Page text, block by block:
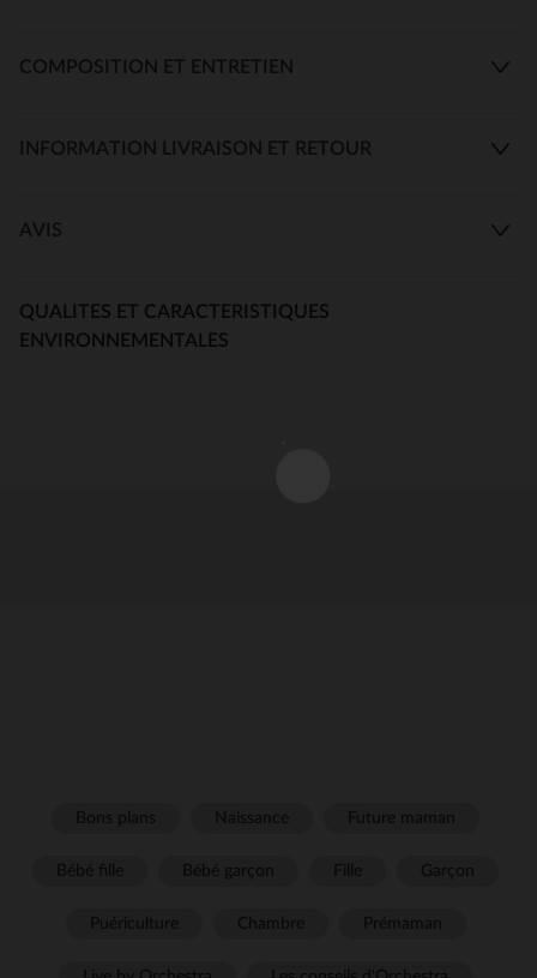
COMPOSITION ET ENTRETIEN
INFORMATION LIVRAISON ET RETOUR
AVIS
QUALITES ET CARACTERISTIQUES
ENVIRONNEMENTALES